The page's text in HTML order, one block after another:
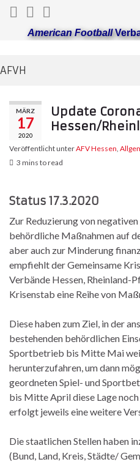
American Football
AFVH
MÄRZ
17
2020
Update
Hessen/
Veröffentlicht unterAFV Hessen,
3 mins to read
Status 17.3.2020
Zur Reduzierung von
behördliche Maßnahmen auf
aber auch zur Minderung
empfiehlt der Gemeinsame
Verbände Hessen, Rheinland-
Krisenstab eine Reihe von
Diese haben zum Ziel, in der
bestehenden behördlichen
Sportbetrieb bis Mitte Mai
herunterzufahren, um dann
geordneten Spiel- und
bis Mitte April diese Lage
erfolgt jeweils eine weitere
Die staatlichen Stellen haben
(Bund, Land, Kreis, Städte/